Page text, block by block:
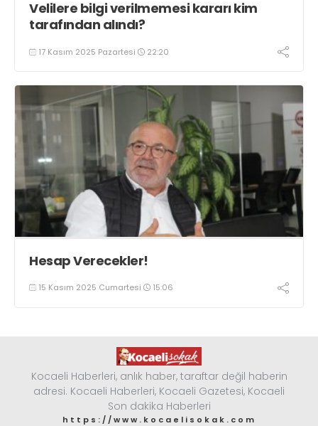
Velilere bilgi verilmemesi kararı kim
tarafından alındı?
17 Kasım 2025 Pazartesi 22:20
Hesap Verecekler!
15 Kasım 2025 Cumartesi 15:06
Kocaeli Haberleri, anlık haber, taraftar değil haberin
adresi. Kocaeli Haberleri, Kocaeli Gazetesi, Kocaeli
Son dakika Haberleri
https://www.kocaelisokak.com